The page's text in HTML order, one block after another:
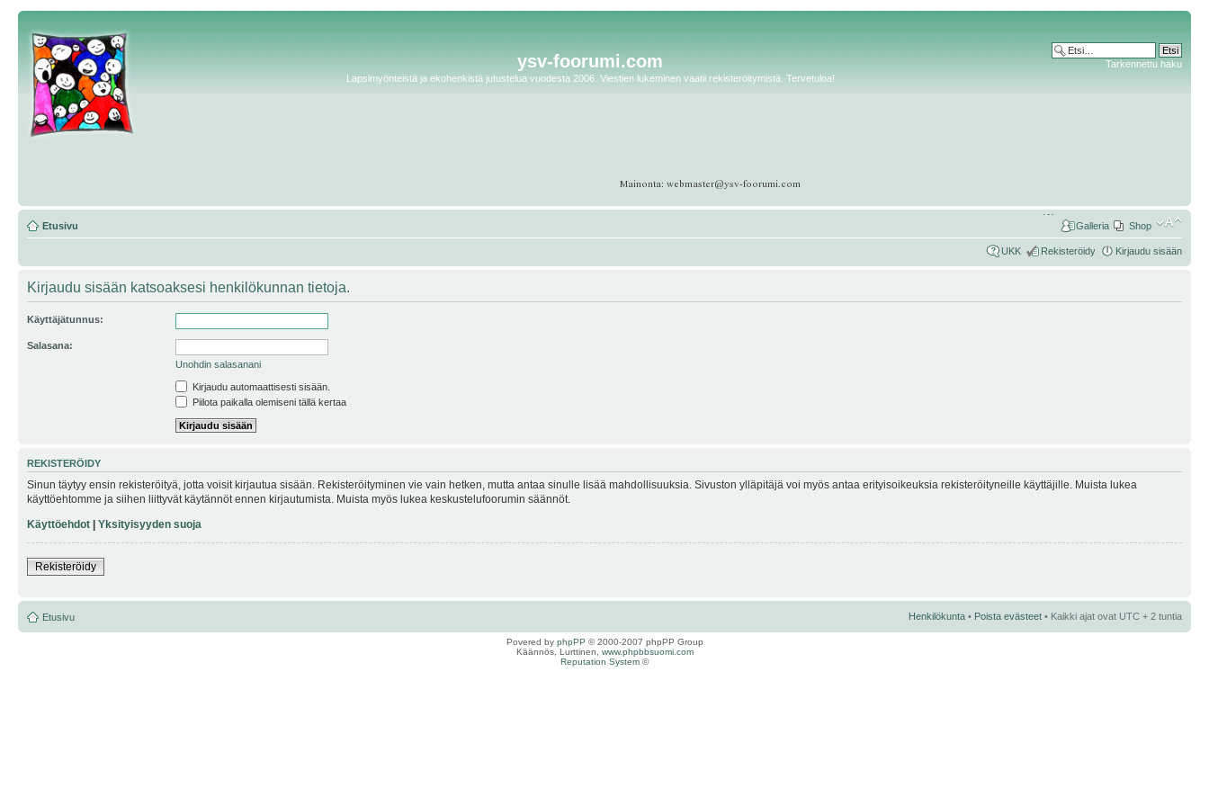
ysv-foorumi.com
Lapsimyönteistä ja ekohenkistä jutustelua vuodesta 2006. Viestien lukeminen vaatii rekisteröitymistä. Tervetuloa!
Tarkennettu haku
Etusivu Shop
Galleria
UKK Rekisteröidy Kirjaudu sisään
Kirjaudu sisään katsoaksesi henkilökunnan tietoja.
Käyttäjätunnus:
Salasana:
Unohdin salasanani
Kirjaudu automaattisesti sisään.
Piilota paikalla olemiseni tällä kertaa
REKISTERÖIDY
Sinun täytyy ensin rekisteröityä, jotta voisit kirjautua sisään. Rekisteröityminen vie vain hetken, mutta antaa sinulle lisää mahdollisuuksia. Sivuston ylläpitäjä voi myös antaa erityisoikeuksia rekisteröityneille käyttäjille. Muista lukea
käyttöehtomme ja siihen liittyvät käytännöt ennen kirjautumista. Muista myös lukea keskustelufoorumin säännöt.
Käyttöehdot | Yksityisyyden suoja
Rekisteröidy
Etusivu Henkilökunta • Poista evästeet • Kaikki ajat ovat UTC + 2 tuntia
Povered by phpPP © 2000-2007 phpPP Group
Käännös, Lurttinen, www.phpbbsuomi.com
Reputation System ©